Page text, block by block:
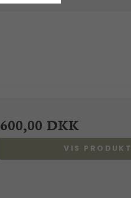
600,00 DKK
VIS PRODUKT